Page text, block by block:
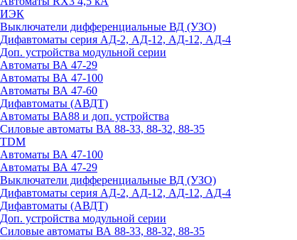
ИЭК
Выключатели дифференциальные ВД (УЗО)
Дифавтоматы серия АД-2, АД-12, АД-12, АД-4
Доп. устройства модульной серии
Автоматы ВА 47-29
Автоматы ВА 47-100
Автоматы ВА 47-60
Дифавтоматы (АВДТ)
Автоматы ВА88 и доп. устройства
Силовые автоматы ВА 88-33, 88-32, 88-35
TDM
Автоматы ВА 47-100
Автоматы ВА 47-29
Выключатели дифференциальные ВД (УЗО)
Дифавтоматы серия АД-2, АД-12, АД-12, АД-4
Дифавтоматы (АВДТ)
Доп. устройства модульной серии
Силовые автоматы ВА 88-33, 88-32, 88-35